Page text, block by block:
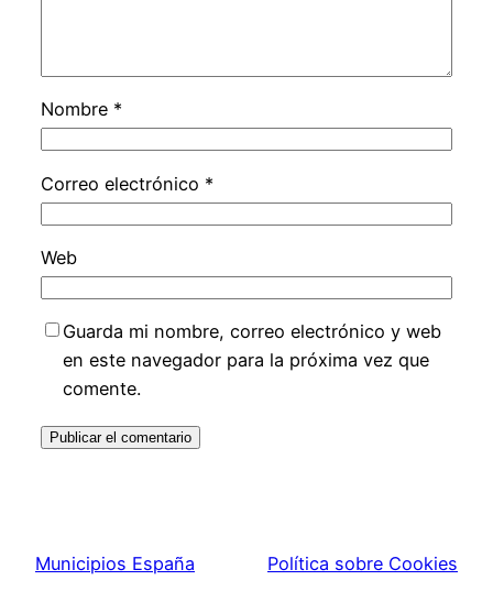
Nombre *
Correo electrónico *
Web
Guarda mi nombre, correo electrónico y web
en este navegador para la próxima vez que
comente.
Municipios España Política sobre Cookies